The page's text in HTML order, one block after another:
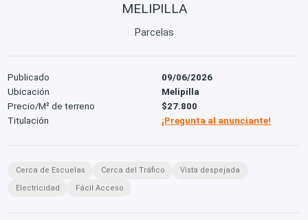
MELIPILLA
Parcelas
Publicado
09/06/2026
Ubicación
Melipilla
Precio/M² de terreno
$27.800
Titulación
¡Pregunta al anunciante!
Cerca de Escuelas Cerca del Tráfico
Vista despejada
Electricidad
Fácil Acceso